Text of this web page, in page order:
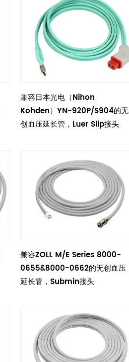
兼容日本光电（Nihon
Kohden）YN-920P/S904的无
创血压延长管，Luer Slip接头
兼容ZOLL M/E Series 8000-
0655&8000-0662的无创血压
延长管，Submin接头